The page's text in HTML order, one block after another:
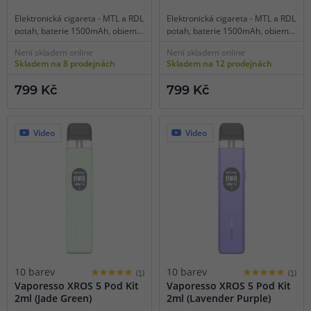
Elektronická cigareta - MTL a RDL
potah, baterie 1500mAh, objem
spínání, automatický výkon,
dobíjení USB-C, regulace air-flow,
odporu, široký výběr schémat,
kompatibilní se všemi pody XROS.
Není skladem online
Skladem na 8 prodejnách
799 Kč
Elektronická cigareta - MTL a RDL
potah, baterie 1500mAh, objem
spínání, automatický výkon,
dobíjení USB-C, regulace air-flow,
odporu, široký výběr schémat,
kompatibilní se všemi pody XROS.
Není skladem online
Skladem na 12 prodejnách
799 Kč
Video
10 barev (1)
Vaporesso XROS 5 Pod Kit
2ml (Jade Green)
Video
10 barev (1)
Vaporesso XROS 5 Pod Kit
2ml (Lavender Purple)